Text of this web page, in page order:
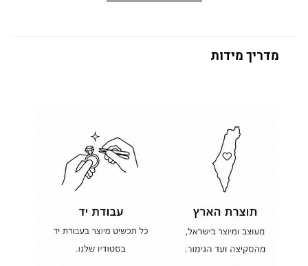
מדריך מידות